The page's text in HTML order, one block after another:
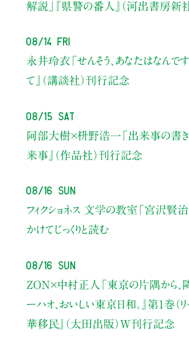
解説」 『県警の番人』（河出書房新
08/14 Fri
永井玲衣 「せんそう、あなたはなんです
て』（講談社）刊行記念
08/15 Sat
阿部大樹×枡野浩一 「出来事の書き
来事』（作品社）刊行記念
08/16 Sun
フィクショネス 文学の教室 「宮沢賢
かけてじっくりと読む
08/16 Sun
ZON×中村正人 「東京の片隅から、
ーハオ、おいしい東京日和。』第1巻（リ
華移民』（太田出版）W刊行記念